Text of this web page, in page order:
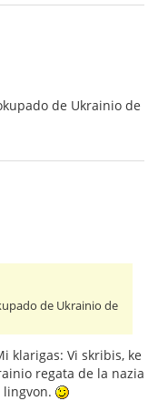
de Ukrainio de
de Ukrainio de
klarigas: Vi skribis, ke
regata de la nazia